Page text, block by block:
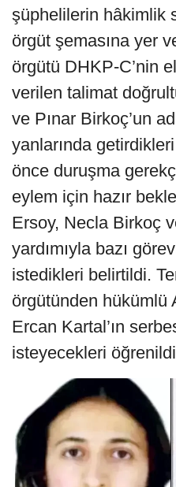
şüphelilerin hâkimlik
örgüt şemasına yer
örgütü DHKP-C’nin
verilen talimat
ve Pınar Birkoç’un
yanlarında
önce duruşma
eylem için hazır
Ersoy, Necla Birkoç
yardımıyla bazı
istedikleri belirtildi.
örgütünden hükümlü
Ercan Kartal’ın
isteyecekleri